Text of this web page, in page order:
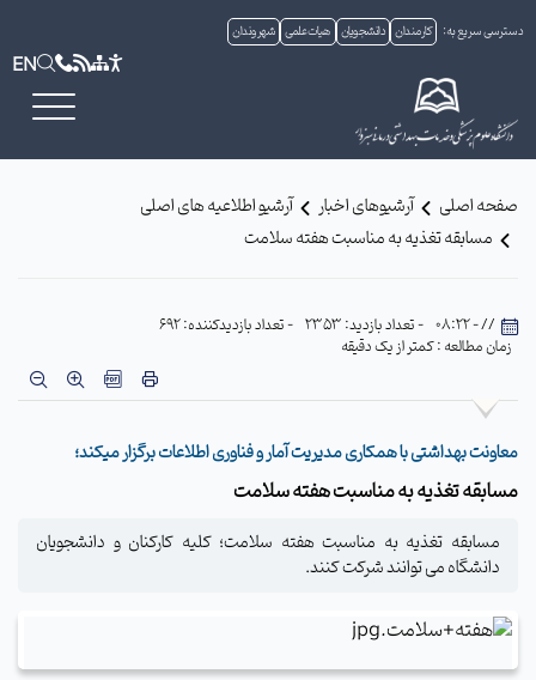
دسترسی سریع به: کارمندان دانشجویان هیات علمی شهروندان
EN
صفحه اصلی آرشیوهای اخبار
آرشیو اطلاعیه های اصلی
مسابقه تغذیه به مناسبت هفته سلامت
// - 08:22 - تعداد بازدید: 2353
- تعداد بازدیدکننده: 692
زمان مطالعه : کمتر از یک دقیقه
معاونت بهداشتی با همکاری مدیریت آمار و فناوری اطلاعات برگزار میکند؛
مسابقه تغذیه به مناسبت هفته سلامت
مسابقه تغذیه به مناسبت هفته سلامت؛ کلیه کارکنان و دانشجویان
دانشگاه می توانند شرکت کنند.